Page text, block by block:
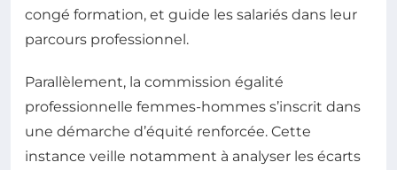
congé formation, et guide les salariés dans leur
parcours professionnel.
Parallèlement, la commission égalité
professionnelle femmes-hommes s’inscrit dans
une démarche d’équité renforcée. Cette
instance veille notamment à analyser les écarts